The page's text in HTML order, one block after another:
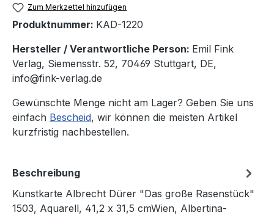
Zum Merkzettel hinzufügen
Produktnummer: KAD-1220
Hersteller / Verantwortliche Person: Emil Fink
Verlag, Siemensstr. 52, 70469 Stuttgart, DE,
info@fink-verlag.de
Gewünschte Menge nicht am Lager? Geben Sie uns
einfach Bescheid, wir können die meisten Artikel
kurzfristig nachbestellen.
Beschreibung
Kunstkarte Albrecht Dürer "Das große Rasenstück"
1503, Aquarell, 41,2 x 31,5 cmWien, Albertina-